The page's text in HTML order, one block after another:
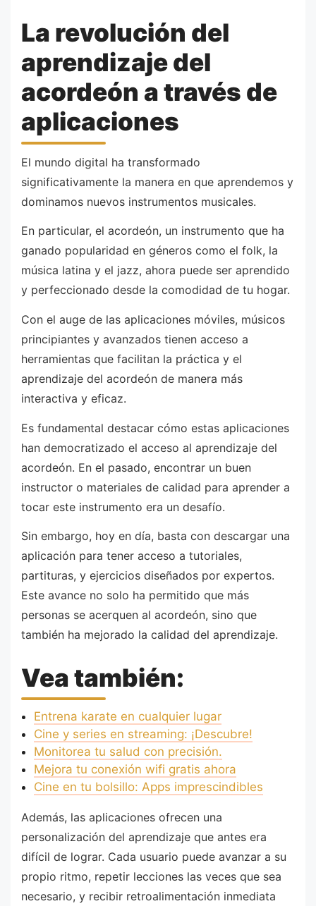
La revolución del
aprendizaje del
acordeón a través de
aplicaciones
El mundo digital ha transformado
significativamente la manera en que aprendemos y
dominamos nuevos instrumentos musicales.
En particular, el acordeón, un instrumento que ha
ganado popularidad en géneros como el folk, la
música latina y el jazz, ahora puede ser aprendido
y perfeccionado desde la comodidad de tu hogar.
Con el auge de las aplicaciones móviles, músicos
principiantes y avanzados tienen acceso a
herramientas que facilitan la práctica y el
aprendizaje del acordeón de manera más
interactiva y eficaz.
Es fundamental destacar cómo estas aplicaciones
han democratizado el acceso al aprendizaje del
acordeón. En el pasado, encontrar un buen
instructor o materiales de calidad para aprender a
tocar este instrumento era un desafío.
Sin embargo, hoy en día, basta con descargar una
aplicación para tener acceso a tutoriales,
partituras, y ejercicios diseñados por expertos.
Este avance no solo ha permitido que más
personas se acerquen al acordeón, sino que
también ha mejorado la calidad del aprendizaje.
Vea también:
Entrena karate en cualquier lugar
Cine y series en streaming: ¡Descubre!
Monitorea tu salud con precisión.
Mejora tu conexión wifi gratis ahora
Cine en tu bolsillo: Apps imprescindibles
Además, las aplicaciones ofrecen una
personalización del aprendizaje que antes era
difícil de lograr. Cada usuario puede avanzar a su
propio ritmo, repetir lecciones las veces que sea
necesario, y recibir retroalimentación inmediata